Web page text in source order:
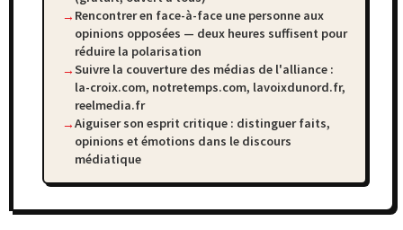
Rencontrer en face-à-face une personne aux
opinions opposées — deux heures suffisent pour
réduire la polarisation
Suivre la couverture des médias de l'alliance :
la-croix.com, notretemps.com, lavoixdunord.fr,
reelmedia.fr
Aiguiser son esprit critique : distinguer faits,
opinions et émotions dans le discours
médiatique